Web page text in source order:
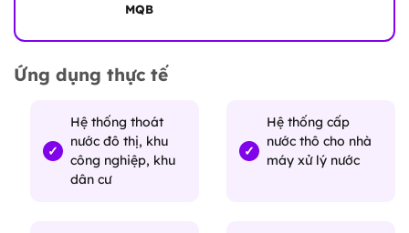
MQB
Ứng dụng thực tế
Hệ thống thoát
nước đô thị, khu
công nghiệp, khu
dân cư
Hệ thống cấp
nước thô cho nhà
máy xử lý nước